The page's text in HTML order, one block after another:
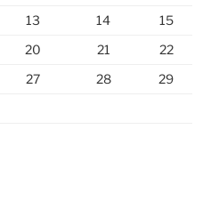
13 14
15
20 21
22
27 28
29